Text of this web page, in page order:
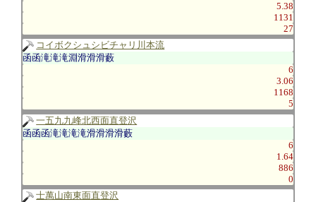
5.38
1131
27
コイボクシュシビチャリ川本流
函函滝滝滝淵滑滑滑藪
6
3.06
1168
5
一五九九峰北西面直登沢
函函函滝滝滝滝滑滑滑滑藪
6
1.64
886
0
士萬山南東面直登沢